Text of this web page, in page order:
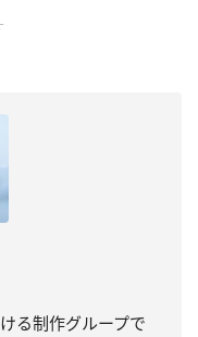
る制作グループで